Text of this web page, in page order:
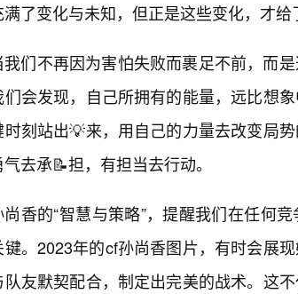
了变化与未知，但正是这些变化，才给
我们不再因为害怕失败而裹足不前，而
会发现，自己所拥有的能量，远比想
刻站出💡来，用自己的力量去改变局
去承📝担，有担当去行动。
尚香的“智慧与策略”，提醒我们在任何
。2023年的cf孙尚香图片，有时会展
队友默契配合，制定出完美的战术。这